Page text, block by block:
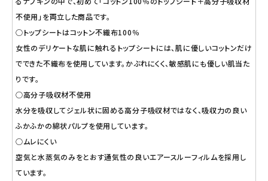
不使用」を両立した商品です。
○トップシートはコットン不織布100％
女性のデリケートな肌に触れるトップシートには、肌に優しいコットンだけ
でできた不織布を使用しています。かぶれにくく、敏感肌にも優しい肌当た
りです。
○高分子吸収材不使用
水分を吸収してジェル状に固める高分子吸収材ではなく、吸収力の良い
ふかふかの綿状パルプを使用しています。
○ムレにくい
空気と水蒸気のみをとおす通気性の良いエアースルーフィルムを採用し
ています。